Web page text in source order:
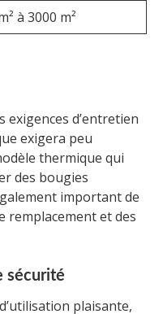
à 3000 m²
exigences d’entretien
exigera peu
thermique qui
des bougies
important de
remplacement et des
sécurité
plaisante,